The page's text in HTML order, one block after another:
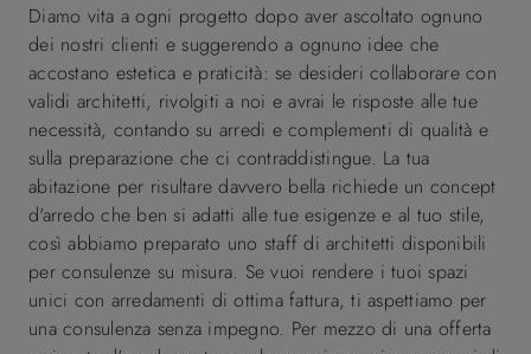
Diamo vita a ogni progetto dopo aver ascoltato ognuno
dei nostri clienti e suggerendo a ognuno idee che
accostano estetica e praticità: se desideri collaborare con
validi architetti, rivolgiti a noi e avrai le risposte alle tue
necessità, contando su arredi e complementi di qualità e
sulla preparazione che ci contraddistingue. La tua
abitazione per risultare davvero bella richiede un concept
d'arredo che ben si adatti alle tue esigenze e al tuo stile,
così abbiamo preparato uno staff di architetti disponibili
per consulenze su misura. Se vuoi rendere i tuoi spazi
unici con arredamenti di ottima fattura, ti aspettiamo per
una consulenza senza impegno. Per mezzo di una offerta